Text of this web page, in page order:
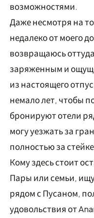
возможностями.
Даже несмотря на
недалеко от моего
возвращаюсь
заряженным и
из настоящего
немало лет, чтобы
бронируют отели
могу уезжать за
полностью за
Кому здесь стоит
Пары или семьи,
рядом с Пусаном,
удовольствия от